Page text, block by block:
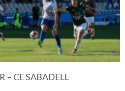
– CE SABADELL